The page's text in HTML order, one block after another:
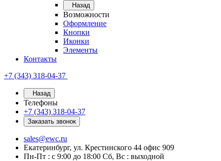
Назад
Возможности
Оформление
Кнопки
Иконки
Элементы
Контакты
+7 (343) 318-04-37
Назад
Телефоны
+7 (343) 318-04-37
Заказать звонок
sales@ewc.ru
Екатеринбург, ул. Крестинского 44 офис 909
Пн-Пт : с 9:00 до 18:00 Сб, Вс : выходной